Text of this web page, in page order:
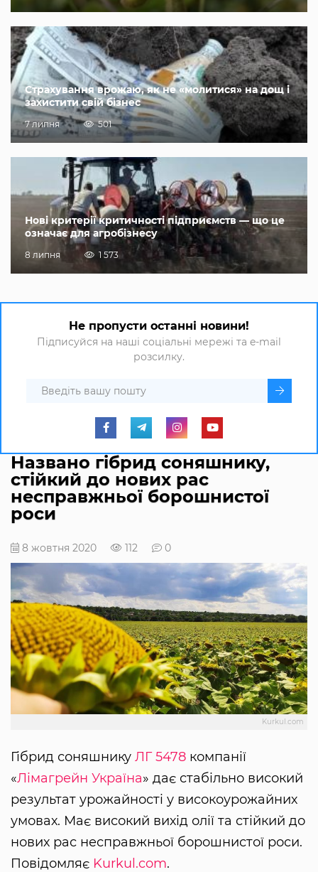
Страхування врожаю, як не «молитися» на дощ і
захистити свій бізнес
7 липня 501
Нові критерії критичності підприємств — що це
означає для агробізнесу
8 липня 1 573
Не пропусти останні новини!
Підписуйся на наші соціальні мережі та e-mail
розсилку.
Названо гібрид соняшнику,
стійкий до нових рас
несправжньої борошнистої
роси
8 жовтня 2020 112 0
Kurkul.com
Гібрид соняшнику ЛГ 5478 компанії
«Лімагрейн Україна» дає стабільно високий
результат урожайності у високоурожайних
умовах. Має високий вихід олії та стійкий до
нових рас несправжньої борошнистої роси.
Повідомляє Kurkul.com.